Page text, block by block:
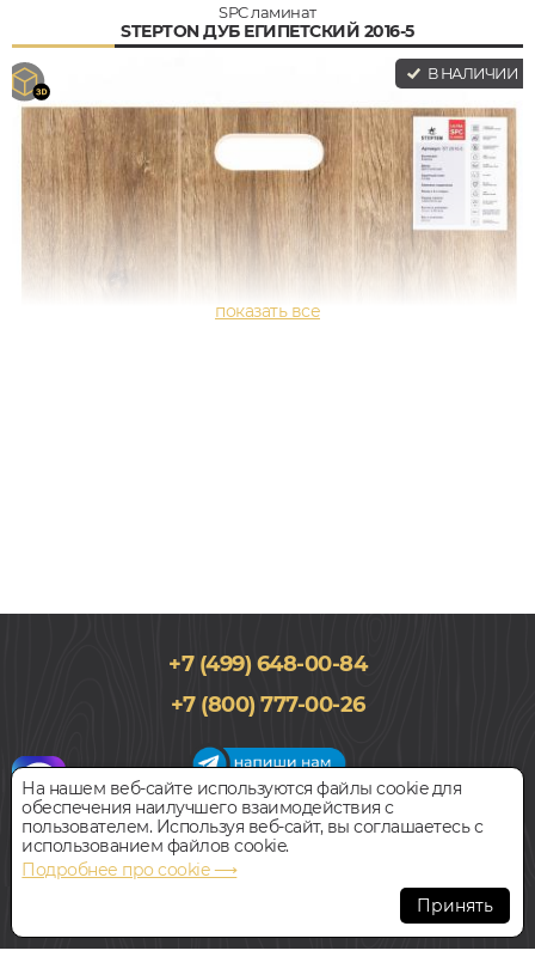
SPC ламинат
STEPTON ДУБ ЕГИПЕТСКИЙ 2016-5
В НАЛИЧИИ
181x1220, 4мм
0,5, Дуб, Однополосный, Водостойкий
Цена за 1 м² 1 990руб.
БЫСТРЫЙ ЗАКАЗ КУПИТЬ
+7 (499) 648-00-84
+7 (800) 777-00-26
График работы салона
Пн-Вс с 09:00 до 21:00
Наш адрес:127018, г. Москва,
ул.Складочная, д.1, строение 9
На нашем веб-сайте используются файлы cookie для
обеспечения наилучшего взаимодействия с
пользователем. Используя веб-сайт, вы соглашаетесь с
использованием файлов cookie.
Подробнее про cookie ⟶
Принять